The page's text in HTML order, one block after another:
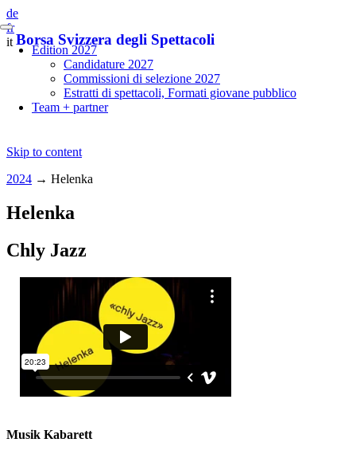
de
fr
it Borsa Svizzera degli Spettacoli
Skip to content
Edition 2027
Candidature 2027
Commissioni di selezione 2027
Estratti di spettacoli, Formati giovane pubblico
Team + partner
2024 → Helenka
Helenka
Chly Jazz
Musik Kabarett